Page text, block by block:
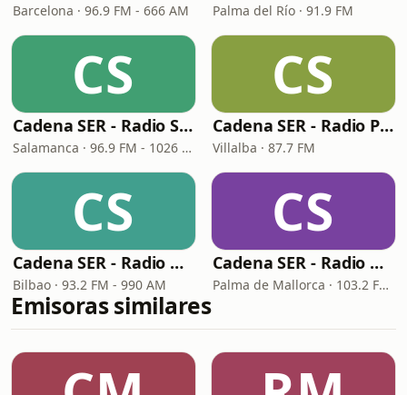
Barcelona · 96.9 FM - 666 AM Palma del Río · 91.9 FM
CS
Cadena SER - Radio Salamanca
Salamanca · 96.9 FM - 1026 AM
CS
Cadena SER - Radio Principal Vilalba
Villalba · 87.7 FM
CS
Cadena SER - Radio Bilbao
Bilbao · 93.2 FM - 990 AM
CS
Cadena SER - Radio Mallorca
Palma de Mallorca · 103.2 FM, 1080 AM
Emisoras similares